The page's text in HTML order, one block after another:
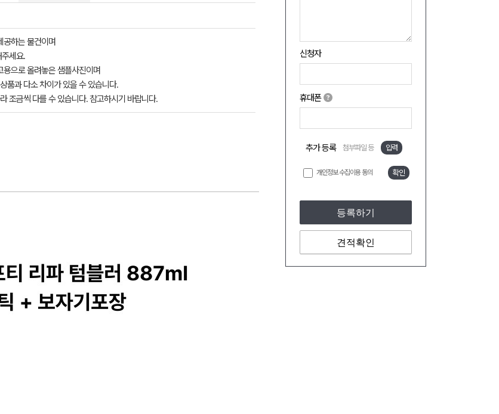
신청자
휴대폰
추가 등록 첨부파일 등 입력
개인정보 수집이용 동의 확인
등록하기
견적확인
하는 물건이며
세요.
으로 올려놓은 샘플사진이며
품과 다소 차이가 있을 수 있습니다.
조금씩 다를 수 있습니다. 참고하시기 바랍니다.